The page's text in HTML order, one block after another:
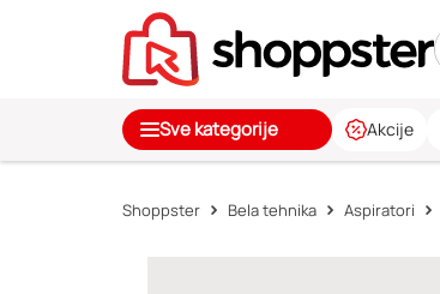
Sve kategorije Akcije
Shoppster Bela tehnika Aspiratori